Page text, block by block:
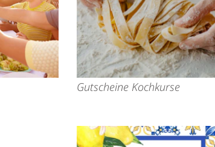
Gutscheine Kochkurse